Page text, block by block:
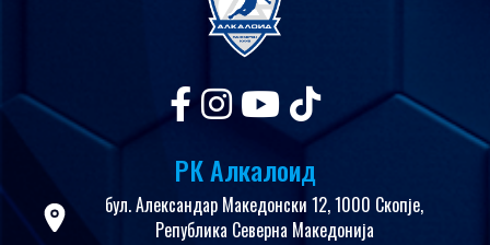
РК Алкалоид
бул. Александар Македонски 12, 1000 Скопје,
Република Северна Македонија